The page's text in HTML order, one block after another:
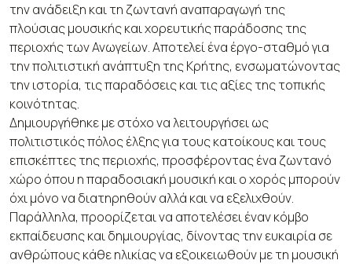
την ανάδειξη και τη ζωντανή αναπαραγωγή της
πλούσιας μουσικής και χορευτικής παράδοσης της
περιοχής των Ανωγείων. Αποτελεί ένα έργο-σταθμό για
την πολιτιστική ανάπτυξη της Κρήτης, ενσωματώνοντας
την ιστορία, τις παραδόσεις και τις αξίες της τοπικής
κοινότητας.
Δημιουργήθηκε με στόχο να λειτουργήσει ως
πολιτιστικός πόλος έλξης για τους κατοίκους και τους
επισκέπτες της περιοχής, προσφέροντας ένα ζωντανό
χώρο όπου η παραδοσιακή μουσική και ο χορός μπορούν
όχι μόνο να διατηρηθούν αλλά και να εξελιχθούν.
Παράλληλα, προορίζεται να αποτελέσει έναν κόμβο
εκπαίδευσης και δημιουργίας, δίνοντας την ευκαιρία σε
ανθρώπους κάθε ηλικίας να εξοικειωθούν με τη μουσική